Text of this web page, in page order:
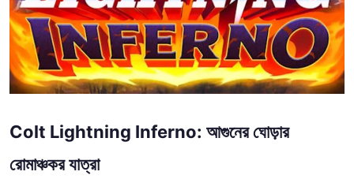
Colt Lightning Inferno: আগুনের ঘোড়ার
রোমাঞ্চকর যাত্রা